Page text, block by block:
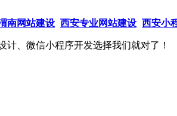
南网站建设 西安专业网站建设 西安小
、微信小程序开发选择我们就对了！